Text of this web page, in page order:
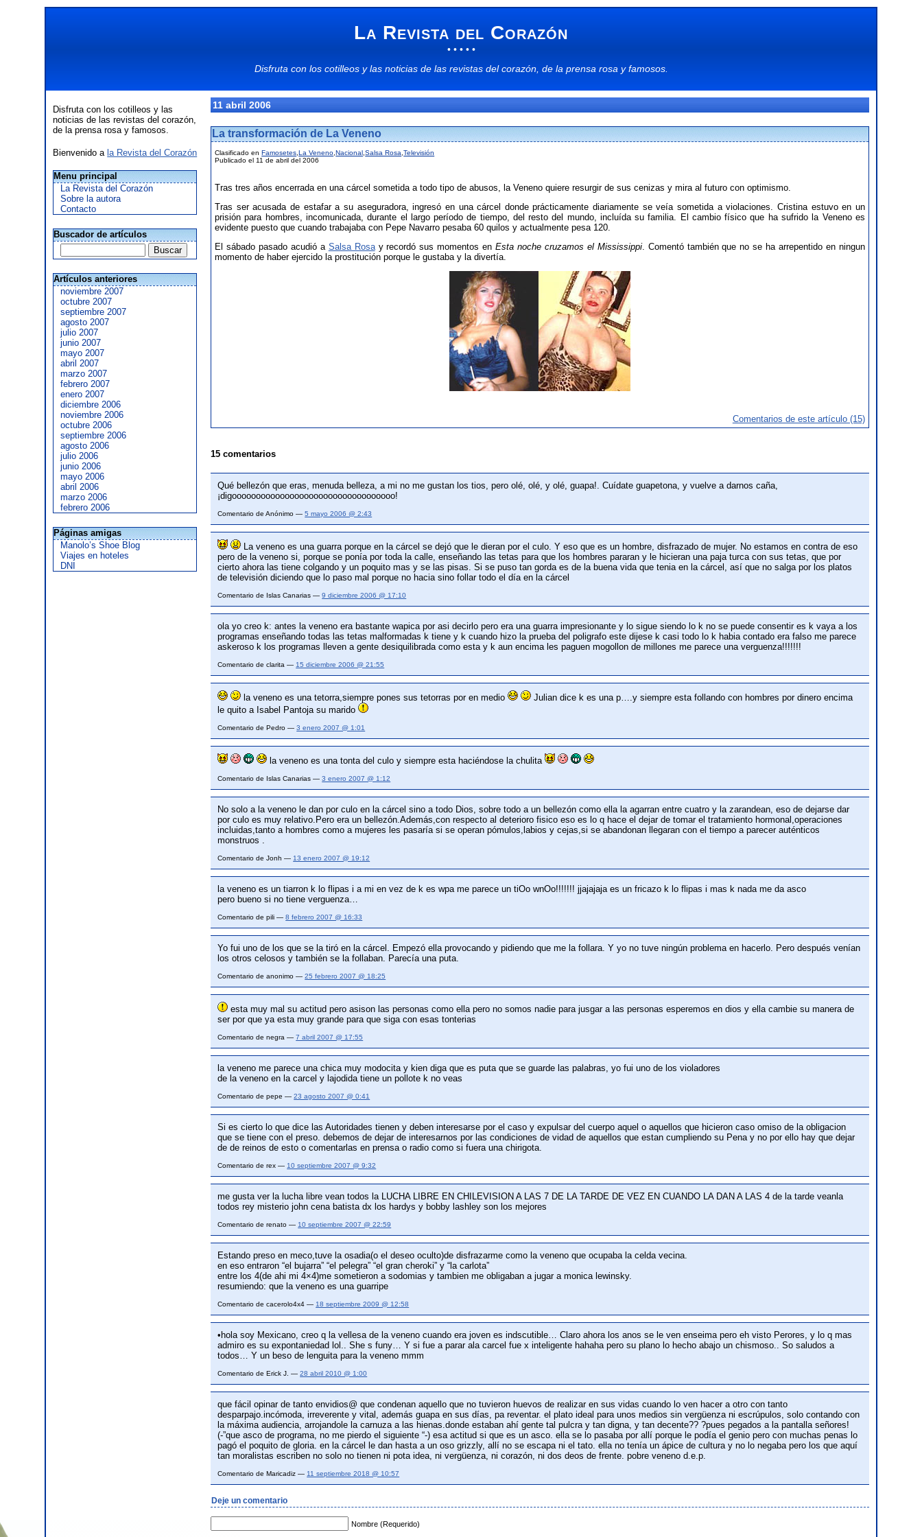
La Revista del Corazón
• • • • •
Disfruta con los cotilleosy las noticiasde las revistas del corazón, de la prensa rosa yfamosos.
Disfruta con los cotilleos y las
noticias de las revistas del corazón,
de la prensa rosa y famosos.
Bienvenido a la Revista del Corazón
Menu principal
La Revista del Corazón
Sobre la autora
Contacto
Buscador de artículos
Artículos anteriores
noviembre 2007
octubre 2007
septiembre 2007
agosto 2007
julio 2007
junio 2007
mayo 2007
abril 2007
marzo 2007
febrero 2007
enero 2007
diciembre 2006
noviembre 2006
octubre 2006
septiembre 2006
agosto 2006
julio 2006
junio 2006
mayo 2006
abril 2006
marzo 2006
febrero 2006
Páginas amigas
Manolo’s Shoe Blog
Viajes en hoteles
DNI
11 abril 2006
La transformación de La Veneno
Clasificado enFamosetes ,La Veneno ,Nacional ,Salsa Rosa ,Televisión
Publicado el 11 de abril del 2006
Tras tres años encerrada en una cárcel sometida a todo tipo de abusos, la Veneno quiere resurgir de sus cenizas y mira al futuro con optimismo.
Tras ser acusada de estafar a su aseguradora, ingresó en una cárcel donde prácticamente diariamente se veía sometida a violaciones. Cristina estuvo en un
prisión para hombres, incomunicada, durante el largo período de tiempo, del resto del mundo, incluída su familia. El cambio físico que ha sufrido la Veneno es
evidente puesto que cuando trabajaba con Pepe Navarro pesaba 60 quilos y actualmente pesa 120.
El sábado pasado acudió a Salsa Rosay recordó sus momentos enEsta noche cruzamos el Mississippi. Comentó también que no se ha arrepentido en ningun
momento de haber ejercido la prostitución porque le gustaba y la divertía.
Comentarios de este artículo (15)
15 comentarios
Qué bellezón que eras, menuda belleza, a mi no me gustan los tios, pero olé, olé, y olé, guapa!. Cuídate guapetona, y vuelve a darnos caña,
¡digoooooooooooooooooooooooooooooooooo!
Comentario de Anónimo —5 mayo 2006 @ 2:43
La veneno es una guarra porque en la cárcel se dejó que le dieran por el culo. Y eso que es un hombre, disfrazado de mujer. No estamos en contra de eso
pero de la veneno si, porque se ponía por toda la calle, enseñando las tetas para que los hombres pararan y le hicieran una paja turca con sus tetas, que por
cierto ahora las tiene colgando y un poquito mas y se las pisas. Si se puso tan gorda es de la buena vida que tenia en la cárcel, así que no salga por los platos
de televisión diciendo que lo paso mal porque no hacia sino follar todo el día en la cárcel
Comentario de Islas Canarias —9 diciembre 2006 @ 17:10
ola yo creo k: antes la veneno era bastante wapica por asi decirlo pero era una guarra impresionante y lo sigue siendo lo k no se puede consentir es k vaya a los
programas enseñando todas las tetas malformadas k tiene y k cuando hizo la prueba del poligrafo este dijese k casi todo lo k habia contado era falso me parece
askeroso k los programas lleven a gente desiquilibrada como esta y k aun encima les paguen mogollon de millones me parece una verguenza!!!!!!!
Comentario de clarita — 15 diciembre 2006 @ 21:55
la veneno es una tetorra,siempre pones sus tetorras por en medio
Julian dice k es una p….y siempre esta follando con hombres por dinero encima
le quito a Isabel Pantoja su marido
Comentario de Pedro —3 enero 2007 @ 1:01
la veneno es una tonta del culo y siempre esta haciéndose la chulita
Comentario de Islas Canarias —3 enero 2007 @ 1:12
No solo a la veneno le dan por culo en la cárcel sino a todo Dios, sobre todo a un bellezón como ella la agarran entre cuatro y la zarandean, eso de dejarse dar
por culo es muy relativo.Pero era un bellezón.Además,con respecto al deterioro fisico eso es lo q hace el dejar de tomar el tratamiento hormonal,operaciones
incluidas,tanto a hombres como a mujeres les pasaría si se operan pómulos,labios y cejas,si se abandonan llegaran con el tiempo a parecer auténticos
monstruos .
Comentario de Jonh — 13 enero 2007 @ 19:12
la veneno es un tiarron k lo flipas i a mi en vez de k es wpa me parece un tiOo wnOo!!!!!!! jjajajaja es un fricazo k lo flipas i mas k nada me da asco
pero bueno si no tiene verguenza…
Comentario de pili —8 febrero 2007 @ 16:33
Yo fui uno de los que se la tiró en la cárcel. Empezó ella provocando y pidiendo que me la follara. Y yo no tuve ningún problema en hacerlo. Pero después venían
los otros celosos y también se la follaban. Parecía una puta.
Comentario de anonimo —25 febrero 2007 @ 18:25
esta muy mal su actitud pero asison las personas como ella pero no somos nadie para jusgar a las personas esperemos en dios y ella cambie su manera de
ser por que ya esta muy grande para que siga con esas tonterias
Comentario de negra —7 abril 2007 @ 17:55
la veneno me parece una chica muy modocita y kien diga que es puta que se guarde las palabras, yo fui uno de los violadores
de la veneno en la carcel y lajodida tiene un pollote k no veas
Comentario de pepe —23 agosto 2007 @ 0:41
Si es cierto lo que dice las Autoridades tienen y deben interesarse por el caso y expulsar del cuerpo aquel o aquellos que hicieron caso omiso de la obligacion
que se tiene con el preso. debemos de dejar de interesarnos por las condiciones de vidad de aquellos que estan cumpliendo su Pena y no por ello hay que dejar
de de reinos de esto o comentarlas en prensa o radio como si fuera una chirigota.
Comentario de rex — 10 septiembre 2007 @ 9:32
me gusta ver la lucha libre vean todos la LUCHA LIBRE EN CHILEVISION A LAS 7 DE LA TARDE DE VEZ EN CUANDO LA DAN A LAS 4 de la tarde veanla
todos rey misterio john cena batista dx los hardys y bobby lashley son los mejores
Comentario de renato — 10 septiembre 2007 @ 22:59
Estando preso en meco,tuve la osadia(o el deseo oculto)de disfrazarme como la veneno que ocupaba la celda vecina.
en eso entraron “el bujarra” “el pelegra” “el gran cheroki” y “la carlota”
entre los 4(de ahi mi 4×4)me sometieron a sodomias y tambien me obligaban a jugar a monica lewinsky.
resumiendo: que la veneno es una guarripe
Comentario de cacerolo4x4 — 18 septiembre 2009 @ 12:58
•hola soy Mexicano, creo q la vellesa de la veneno cuando era joven es indscutible… Claro ahora los anos se le ven enseima pero eh visto Perores, y lo q mas
admiro es su expontaniedad lol.. She s funy… Y si fue a parar ala carcel fue x inteligente hahaha pero su plano lo hecho abajo un chismoso.. So saludos a
todos… Y un beso de lenguita para la veneno mmm
Comentario de Erick J. —28 abril 2010 @ 1:00
que fácil opinar de tanto envidios@ que condenan aquello que no tuvieron huevos de realizar en sus vidas cuando lo ven hacer a otro con tanto
desparpajo.incómoda, irreverente y vital, además guapa en sus días, pa reventar. el plato ideal para unos medios sin vergüenza ni escrúpulos, solo contando con
la máxima audiencia, arrojandole la carnuza a las hienas.donde estaban ahí gente tal pulcra y tan digna, y tan decente?? ?pues pegados a la pantalla señores!
(-”que asco de programa, no me pierdo el siguiente “-) esa actitud si que es un asco. ella se lo pasaba por allí porque le podía el genio pero con muchas penas lo
pagó el poquito de gloria. en la cárcel le dan hasta a un oso grizzly, allí no se escapa ni el tato. ella no tenía un ápice de cultura y no lo negaba pero los que aquí
tan moralistas escriben no solo no tienen ni pota idea, ni vergüenza, ni corazón, ni dos deos de frente. pobre veneno d.e.p.
Comentario de Maricadiz — 11 septiembre 2018 @ 10:57
Deje un comentario
Nombre (Requerido)